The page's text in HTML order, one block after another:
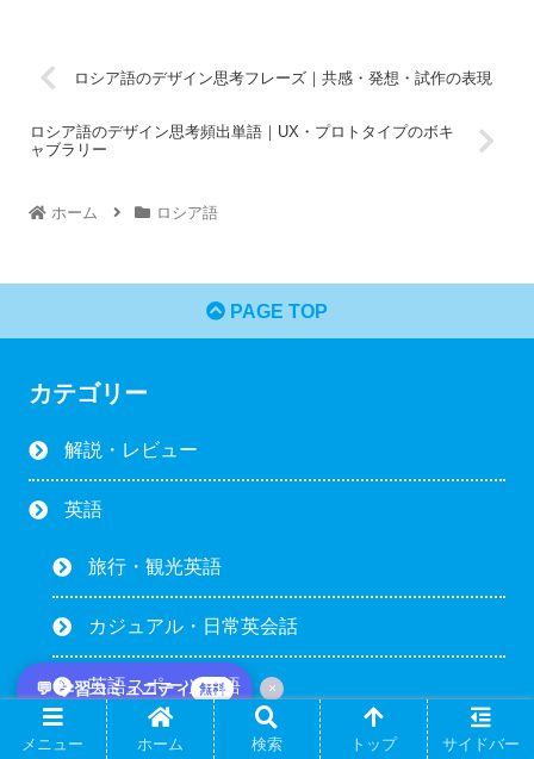
💬 学習コミュニティ 無料 ×
ロシア語のデザイン思考フレーズ｜共感・発想・試作の表現
ロシア語のデザイン思考頻出単語｜UX・プロトタイプのボキ
ャブラリー
ホーム ロシア語
PAGE TOP
カテゴリー
解説・レビュー
英語
旅行・観光英語
カジュアル・日常英会話
英語スポーツ用語
英語スラング
メニュー ホーム 検索 トップ サイドバー